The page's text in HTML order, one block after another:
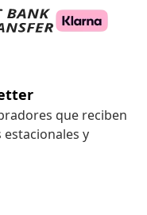
que reciben
y